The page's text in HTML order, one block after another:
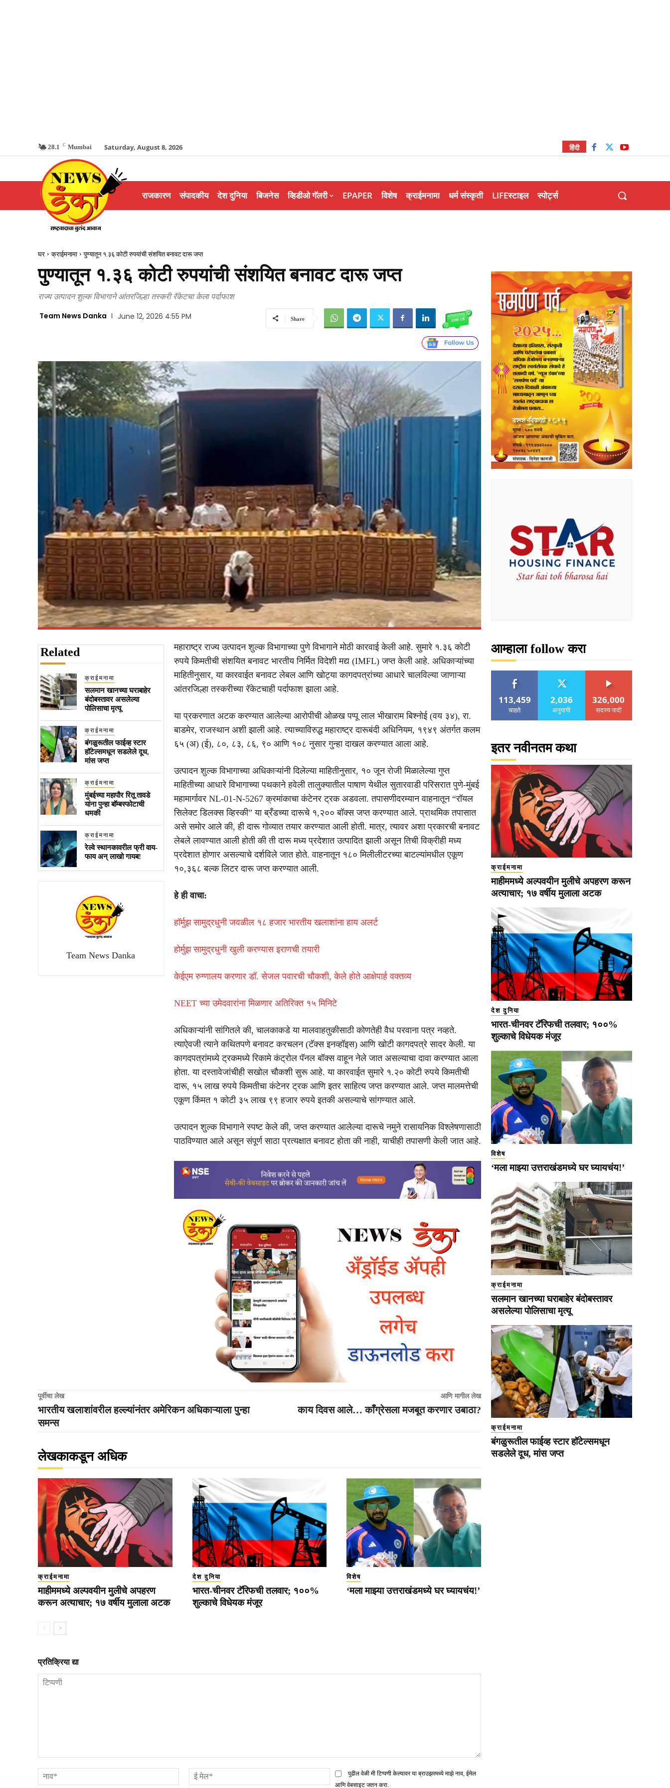
28.1 C Mumbai Saturday, August 8, 2026 हिंदी
राजकारण संपादकीय देश दुनिया बिजनेस व्हिडीओ गॅलरी EPAPER विशेष क्राईमनामा धर्म संस्कृती LIFEस्टाइल स्पोर्ट्स
घर क्राईमनामा पुण्यातून १.३६ कोटी रुपयांची संशयित बनावट दारू जप्त
पुण्यातून १.३६ कोटी रुपयांची संशयित बनावट दारू जप्त
राज्य उत्पादन शुल्क विभागाने आंतरजिल्हा तस्करी रॅकेटचा केला पर्दाफाश
Team News Danka June 12, 2026 4:55 PM Share
Related
क्राईमनामा
सलमान खानच्या घराबाहेर
बंदोबस्तावर असलेल्या
पोलिसाचा मृत्यू
क्राईमनामा
बंगळुरूतील फाईव्ह स्टार
हॉटेल्समधून सडलेले दूध,
मांस जप्त
क्राईमनामा
मुंबईच्या महापौर रितू तावडे
यांना पुन्हा बॉम्बस्फोटाची
धमकी
क्राईमनामा
रेल्वे स्थानकावरील फ्री वाय-
फाय अन् लाखो गायब!
Team News Danka
महाराष्ट्र राज्य उत्पादन शुल्क विभागाच्या पुणे विभागाने मोठी कारवाई केली आहे. सुमारे १.३६ कोटी
रुपये किमतीची संशयित बनावट भारतीय निर्मित विदेशी मद्य (IMFL) जप्त केली आहे. अधिकाऱ्यांच्या
माहितीनुसार, या कारवाईत बनावट लेबल आणि खोट्या कागदपत्रांच्या आधारे चालविल्या जाणाऱ्या
आंतरजिल्हा तस्करीच्या रॅकेटचाही पर्दाफाश झाला आहे.
या प्रकरणात अटक करण्यात आलेल्या आरोपीची ओळख पप्पू लाल भीखाराम बिश्नोई (वय ३४), रा.
बाडमेर, राजस्थान अशी झाली आहे. त्याच्याविरुद्ध महाराष्ट्र दारूबंदी अधिनियम, १९४९ अंतर्गत कलम
६५ (अ) (ई), ८०, ८३, ८६, ९० आणि १०८ नुसार गुन्हा दाखल करण्यात आला आहे.
उत्पादन शुल्क विभागाच्या अधिकाऱ्यांनी दिलेल्या माहितीनुसार, १० जून रोजी मिळालेल्या गुप्त
माहितीच्या आधारे विभागाच्या पथकाने हवेली तालुक्यातील पाषाण येथील सुतारवाडी परिसरात पुणे-मुंबई
महामार्गावर NL-01-N-5267 क्रमांकाचा कंटेनर ट्रक अडवला. तपासणीदरम्यान वाहनातून “रॉयल
सिलेक्ट डिलक्स व्हिस्की” या ब्रँडच्या दारूचे १,२०० बॉक्स जप्त करण्यात आले. प्राथमिक तपासात
असे समोर आले की, ही दारू गोव्यात तयार करण्यात आली होती. मात्र, त्यावर अशा प्रकारची बनावट
लेबले लावण्यात आली होती की ती दारू मध्य प्रदेशात उत्पादित झाली असून तिची विक्रीही मध्य
प्रदेशात होणार असल्याचे दर्शविले जात होते. वाहनातून १८० मिलीलीटरच्या बाटल्यांमधील एकूण
१०,३६८ बल्क लिटर दारू जप्त करण्यात आली.
हे ही वाचा:
हॉर्मुझ सामुद्रधुनी जवळील १८ हजार भारतीय खलाशांना हाय अलर्ट
होर्मुझ सामुद्रधुनी खुली करण्यास इराणची तयारी
केईएम रुग्णालय करणार डॉ. सेजल पवारची चौकशी, केले होते आक्षेपार्ह वक्तव्य
NEET च्या उमेदवारांना मिळणार अतिरिक्त १५ मिनिटे
अधिकाऱ्यांनी सांगितले की, चालकाकडे या मालवाहतुकीसाठी कोणतेही वैध परवाना पत्र नव्हते.
त्याऐवजी त्याने कथितपणे बनावट करचलन (टॅक्स इनव्हॉइस) आणि खोटी कागदपत्रे सादर केली. या
कागदपत्रांमध्ये ट्रकमध्ये रिकामे कंट्रोल पॅनल बॉक्स वाहून नेले जात असल्याचा दावा करण्यात आला
होता. या दस्तावेजांचीही सखोल चौकशी सुरू आहे. या कारवाईत सुमारे १.२० कोटी रुपये किमतीची
दारू, १५ लाख रुपये किमतीचा कंटेनर ट्रक आणि इतर साहित्य जप्त करण्यात आले. जप्त मालमत्तेची
एकूण किंमत १ कोटी ३५ लाख ९९ हजार रुपये इतकी असल्याचे सांगण्यात आले.
उत्पादन शुल्क विभागाने स्पष्ट केले की, जप्त करण्यात आलेल्या दारूचे नमुने रासायनिक विश्लेषणासाठी
पाठविण्यात आले असून संपूर्ण साठा प्रत्यक्षात बनावट होता की नाही, याचीही तपासणी केली जात आहे.
पूर्वीचा लेख
भारतीय खलाशांवरील हल्ल्यांनंतर अमेरिकन अधिकाऱ्याला पुन्हा
समन्स
आणि मागील लेख
काय दिवस आले… काँग्रेसला मजबूत करणार उबाठा?
लेखकाकडून अधिक
क्राईमनामा
माहीममध्ये अल्पवयीन मुलीचे अपहरण
करून अत्याचार; १७ वर्षीय मुलाला अटक
देश दुनिया
भारत-चीनवर टॅरिफची तलवार; १००%
शुल्काचे विधेयक मंजूर
विशेष
‘मला माझ्या उत्तराखंडमध्ये घर घ्यायचंय!’
प्रतिक्रिया द्या
नाव*
मेल*
पुढील वेळी मी टिप्पणी केल्यावर या ब्राउझरमध्ये माझे नाव, ईमेल
आणि वेबसाइट जतन करा.
आम्हाला follow करा
113,459
चाहते
2,036
अनुयायी
326,000
सदस्य यादी
इतर नवीनतम कथा
क्राईमनामा
माहीममध्ये अल्पवयीन मुलीचे अपहरण करून
अत्याचार; १७ वर्षीय मुलाला अटक
देश दुनिया
भारत-चीनवर टॅरिफची तलवार; १००%
शुल्काचे विधेयक मंजूर
विशेष
‘मला माझ्या उत्तराखंडमध्ये घर घ्यायचंय!’
क्राईमनामा
सलमान खानच्या घराबाहेर बंदोबस्तावर
असलेल्या पोलिसाचा मृत्यू
क्राईमनामा
बंगळुरूतील फाईव्ह स्टार हॉटेल्समधून
सडलेले दूध, मांस जप्त